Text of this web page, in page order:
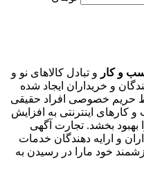
و کار و تبادل کالاهای نو و
و خریداران ایجاد شده
حریم خصوصی افراد حقیقی
اینترنتی به افزایش
بهبود بخشد. تجارت آگهی
و ارایه دهندگان خدمات
خود مارا در رسیدن به